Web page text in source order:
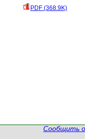
PDF (368.9K)
Сообщить о